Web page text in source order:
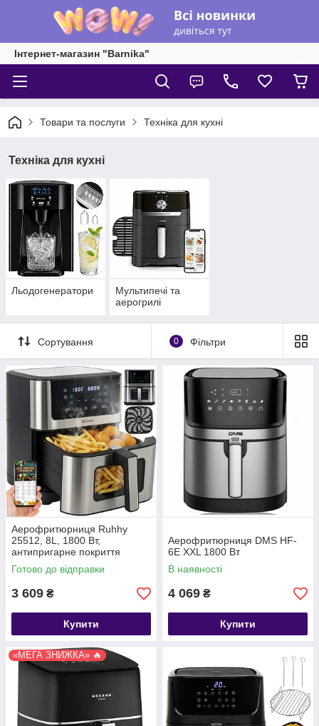
Інтернет-магазин "Barnika"
Товари та послуги Техніка для кухні
Техніка для кухні
Льодогенератори
Мультипечі та
аерогрилі
Сортування 0 Фільтри
Аерофритюрниця Ruhhy
25512, 8L, 1800 Вт,
антипригарне покриття
Готово до відправки
3 609 ₴
Купити
Аерофритюрниця DMS HF-
6E XXL 1800 Вт
В наявності
4 069 ₴
Купити
«МЕГА ЗНИЖКА» 🔥